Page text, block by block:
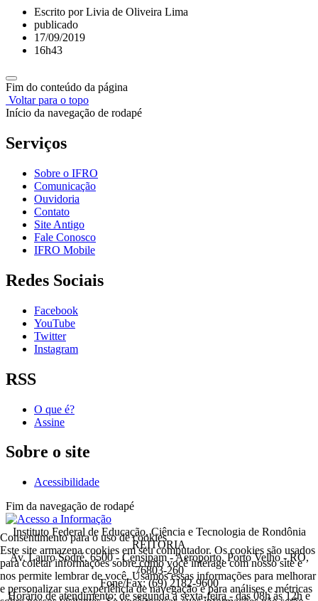
Escrito por Livia de Oliveira Lima
publicado
17/09/2019
16h43
Fim do conteúdo da página
Voltar para o topo
Início da navegação de rodapé
Serviços
Sobre o IFRO
Comunicação
Ouvidoria
Contato
Site Antigo
Fale Conosco
IFRO Mobile
Redes Sociais
Facebook
YouTube
Twitter
Instagram
RSS
O que é?
Assine
Sobre o site
Acessibilidade
Fim da navegação de rodapé
Instituto Federal de Educação, Ciência e Tecnologia de Rondônia
REITORIA
Av. Lauro Sodré, 6500 - Censipam - Aeroporto, Porto Velho - RO,
76803-260
Fone/Fax: (69) 2182-9600
Horário de atendimento: de segunda a sexta-feira - das 08h às 12h e
Consentimento para o uso de cookies
Este site armazena cookies em seu computador. Os cookies são usados
para coletar informações sobre como você interage com nosso site e
nos permite lembrar de você. Usamos essas informações para melhorar
e personalizar sua experiência de navegação e para análises e métricas